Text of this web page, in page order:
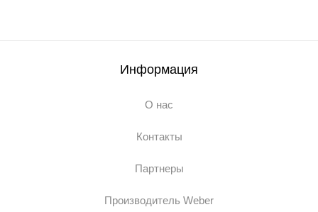
Информация
О нас
Контакты
Партнеры
Производитель Weber